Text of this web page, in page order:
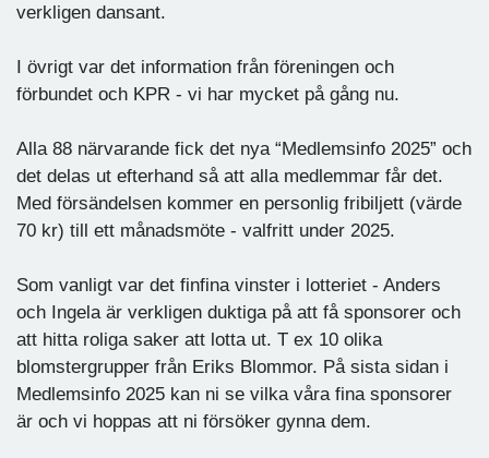
verkligen dansant.
I övrigt var det information från föreningen och
förbundet och KPR - vi har mycket på gång nu.
Alla 88 närvarande fick det nya “Medlemsinfo 2025” och
det delas ut efterhand så att alla medlemmar får det.
Med försändelsen kommer en personlig fribiljett (värde
70 kr) till ett månadsmöte - valfritt under 2025.
Som vanligt var det finfina vinster i lotteriet - Anders
och Ingela är verkligen duktiga på att få sponsorer och
att hitta roliga saker att lotta ut. T ex 10 olika
blomstergrupper från Eriks Blommor. På sista sidan i
Medlemsinfo 2025 kan ni se vilka våra fina sponsorer
är och vi hoppas att ni försöker gynna dem.